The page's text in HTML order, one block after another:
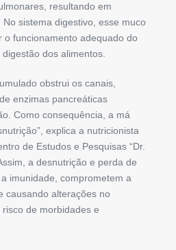
resultando em
sistema digestivo, esse muco
funcionamento adequado do
dos alimentos.
obstrui os canais,
enzimas pancreáticas
Como consequência, a má
explica a nutricionista
de Estudos e Pesquisas “Dr.
a desnutrição e perda de
imunidade, comprometem a
causando alterações no
de morbidades e